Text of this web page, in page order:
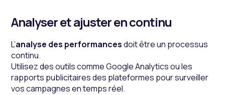
Analyser et ajuster en continu
L’analyse des performancesdoit être un processus
continu.
Utilisez des outils comme Google Analytics ou les
rapports publicitaires des plateformes pour surveiller
vos campagnes en temps réel.